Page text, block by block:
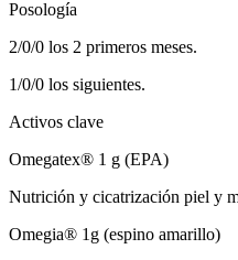
Posología
2/0/0 los 2 primeros meses.
1/0/0 los siguientes.
Activos clave
Omegatex® 1 g (EPA)
Nutrición y cicatrización piel y
Omegia® 1g (espino amarillo)